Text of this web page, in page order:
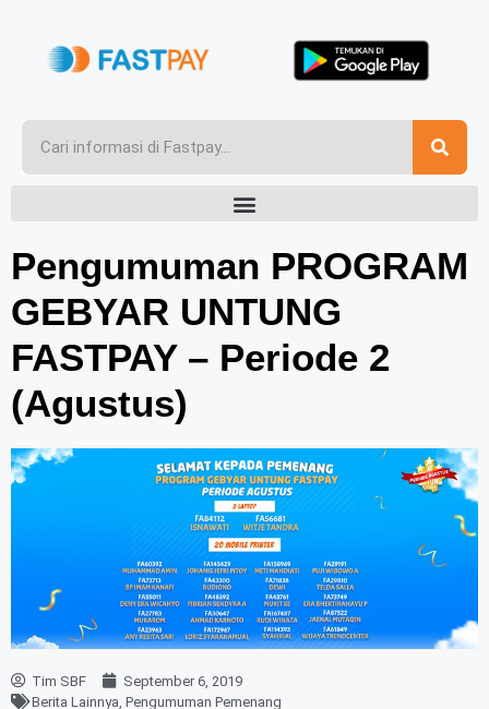
Pengumuman PROGRAM
GEBYAR UNTUNG
FASTPAY – Periode 2
(Agustus)
Tim SBF
September 6, 2019
Berita Lainnya Pengumuman Pemenang